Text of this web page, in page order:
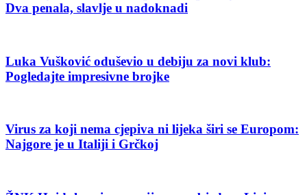
Dva penala, slavlje u nadoknadi
Luka Vušković oduševio u debiju za novi klub:
Pogledajte impresivne brojke
Virus za koji nema cjepiva ni lijeka širi se Europom:
Najgore je u Italiji i Grčkoj